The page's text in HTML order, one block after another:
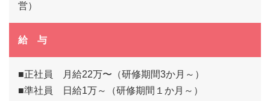
営）
給 与
■正社員 月給22万〜（研修期間3か月～）
■準社員 日給1万～（研修期間１か月～）